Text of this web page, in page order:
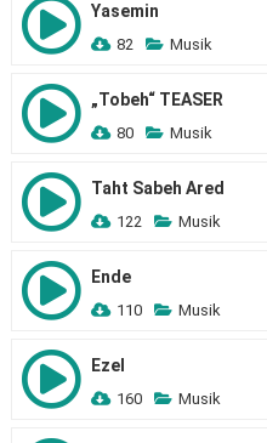
Yasemin
82 Musik
„Tobeh“ TEASER
80 Musik
Taht Sabeh Ared
122 Musik
Ende
110 Musik
Ezel
160 Musik